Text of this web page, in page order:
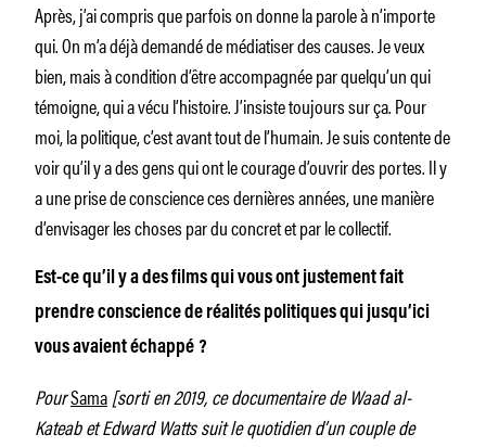
Après, j’ai compris que parfois on donne la parole à n’importe
qui. On m’a déjà demandé de médiatiser des causes. Je veux
bien, mais à condition d’être accompagnée par quelqu’un qui
témoigne, qui a vécu l’histoire. J’insiste toujours sur ça. Pour
moi, la politique, c’est avant tout de l’humain. Je suis contente de
voir qu’il y a des gens qui ont le courage d’ouvrir des portes. Il y
a une prise de conscience ces dernières années, une manière
d’envisager les choses par du concret et par le collectif.
Est-ce qu’il y a des films qui vous ont justement fait
prendre conscience de réalités politiques qui jusqu’ici
vous avaient échappé ?
PourSama[sorti en 2019, ce documentaire de Waad al-
Kateab et Edward Watts suit le quotidien d’un couple de